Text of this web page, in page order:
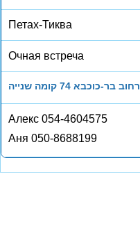
Петах-Тиква
Очная встреча
רחוב בר-כוכבא 74 קומה שנייה
Алекс 054-4604575
Аня 050-8688199